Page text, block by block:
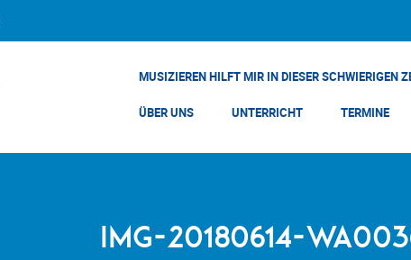
MUSIZIEREN HILFT MIR IN DIESER SCHWIERIGEN
ÜBER UNS UNTERRICHT TERMINE
IMG-20180614-